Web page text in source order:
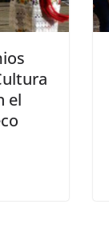
el